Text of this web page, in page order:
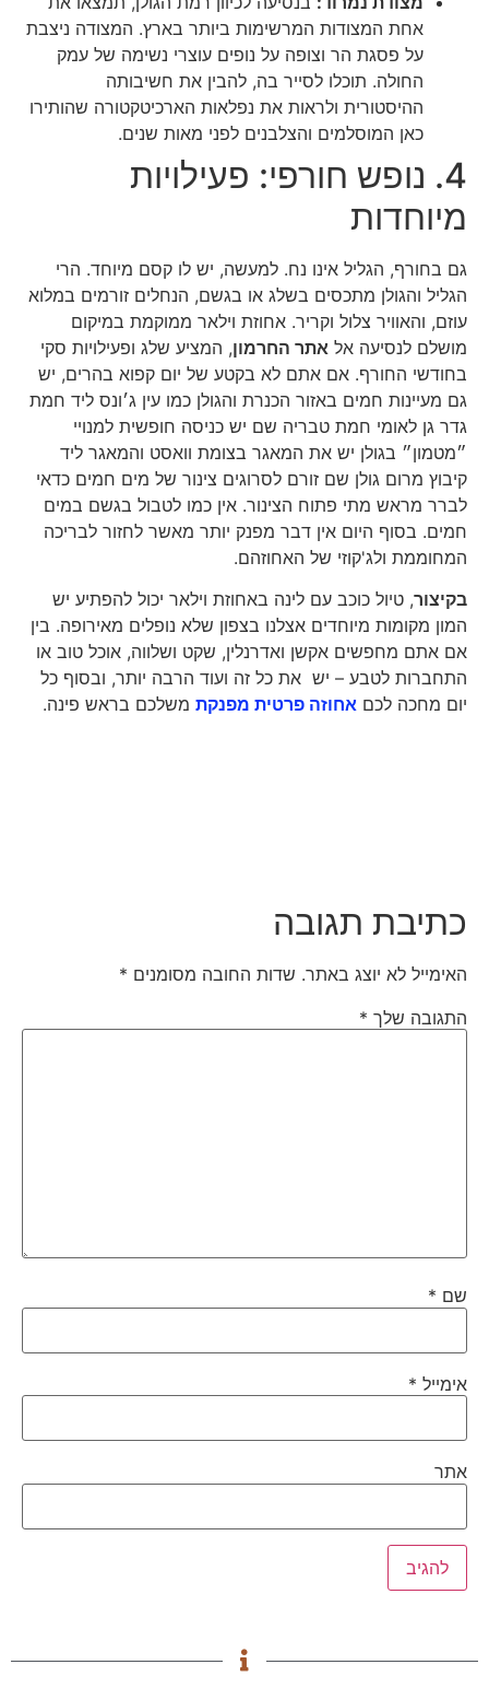
אחת המצודות המרשימות ביותר בארץ. המצודה ניצבת
על פסגת הר וצופה על נופים עוצרי נשימה של עמק
החולה. תוכלו לסייר בה, להבין את חשיבותה
ההיסטורית ולראות את נפלאות הארכיטקטורה שהותירו
כאן המוסלמים והצלבנים לפני מאות שנים.
4. נופש חורפי: פעילויות
מיוחדות
גם בחורף, הגליל אינו נח. למעשה, יש לו קסם מיוחד. הרי
הגליל והגולן מתכסים בשלג או בגשם, הנחלים זורמים במלוא
עוזם, והאוויר צלול וקריר. אחוזת וילאר ממוקמת במיקום
מושלם לנסיעה אלאתר החרמון, המציע שלג ופעילויות סקי
בחודשי החורף. אם אתם לא בקטע של יום קפוא בהרים, יש
גם מעיינות חמים באזור הכנרת והגולן כמו עין ג׳ונס ליד חמת
גדר גן לאומי חמת טבריה שם יש כניסה חופשית למנויי
״מטמון״ בגולן יש את המאגר בצומת וואסט והמאגר ליד
קיבוץ מרום גולן שם זורם לסרוגים צינור של מים חמים כדאי
לברר מראש מתי פתוח הצינור. אין כמו לטבול בגשם במים
חמים. בסוף היום אין דבר מפנק יותר מאשר לחזור לבריכה
המחוממת ולג'קוזי של האחוזהם.
בקיצור, טיול כוכב עם לינה באחוזת וילאר יכול להפתיע יש
המון מקומות מיוחדים אצלנו בצפון שלא נופלים מאירופה. בין
אם אתם מחפשים אקשן ואדרנלין, שקט ושלווה, אוכל טוב או
התחברות לטבע – יש את כל זה ועוד הרבה יותר, ובסוף כל
יום מחכה לכםאחוזה פרטית מפנקתמשלכם בראש פינה.
כתיבת תגובה
האימייל לא יוצג באתר. שדות החובה מסומנים*
התגובה שלך*
שם*
אימייל*
אתר